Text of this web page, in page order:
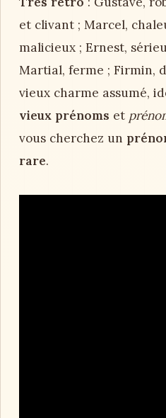
et clivant ; Marcel,
malicieux ; Ernest,
Martial, ferme ; Firmin,
vieux charme assumé,
vieux prénoms et
vous cherchez un
rare.